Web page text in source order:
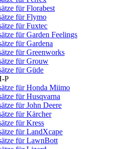
für Florabest
für Flymo
für Fuxtec
für Garden Feelings
für Gardena
für Greenworks
für Grouw
für Güde
P
für Honda Miimo
für Husqvarna
für John Deere
für Kärcher
für Kress
für LandXcape
für LawnBott